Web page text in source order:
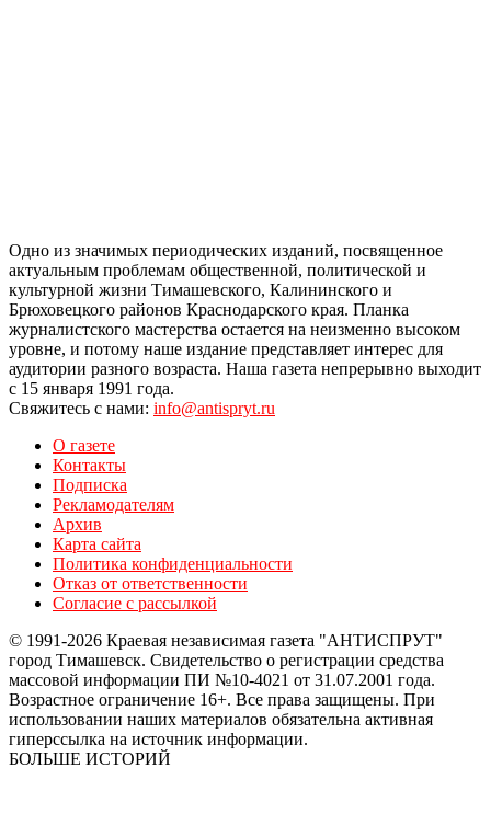
Одно из значимых периодических изданий, посвященное
актуальным проблемам общественной, политической и
культурной жизни Тимашевского, Калининского и
Брюховецкого районов Краснодарского края. Планка
журналистского мастерства остается на неизменно высоком
уровне, и потому наше издание представляет интерес для
аудитории разного возраста. Наша газета непрерывно выходит
с 15 января 1991 года.
Свяжитесь с нами: info@antispryt.ru
О газете
Контакты
Подписка
Рекламодателям
Архив
Карта сайта
Политика конфиденциальности
Отказ от ответственности
Согласие с рассылкой
© 1991-2026 Краевая независимая газета "АНТИСПРУТ"
город Тимашевск. Свидетельство о регистрации средства
массовой информации ПИ №10-4021 от 31.07.2001 года.
Возрастное ограничение 16+. Все права защищены. При
использовании наших материалов обязательна активная
гиперссылка на источник информации.
БОЛЬШЕ ИСТОРИЙ